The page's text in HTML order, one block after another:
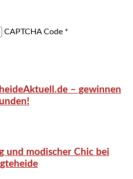
CAPTCHA Code *
– gewinnen
und modischer Chic bei